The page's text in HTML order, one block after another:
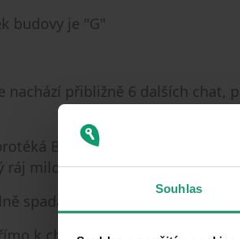
Souhlas
budovy je "G"
nachází přibližně 6 dalších chat,
Bojovský potok, který
ráj milovníků hub a borůvek.
spadá pod obec Čísovice.
k chatě je možný téměř celý